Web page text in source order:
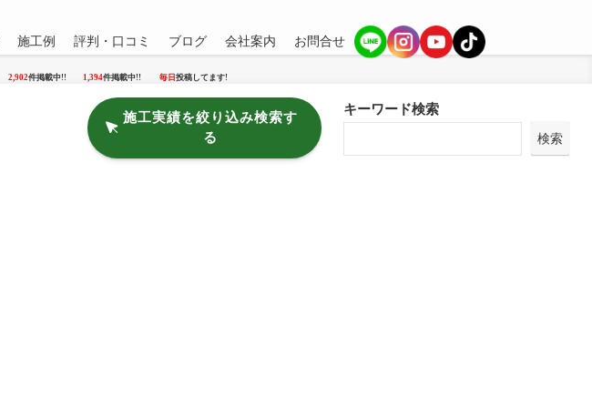
施工例
2,902件掲載中!!
評判・口コミ
1,394件掲載中!!
ブログ
毎日 投稿してます!
会社案内 お問合せ
施工実績を絞り込み検索す
る
キーワード検索
検索